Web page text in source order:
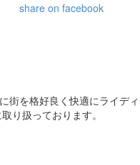
share on facebook
を格好良く快適にライデ
り扱っております。